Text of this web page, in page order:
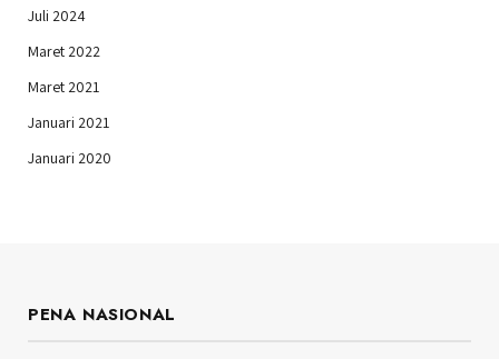
Juli 2024
Maret 2022
Maret 2021
Januari 2021
Januari 2020
PENA NASIONAL